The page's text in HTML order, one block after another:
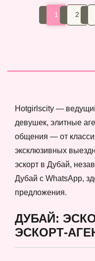
1 2
Hotgirlscity —
девушек, элитные
общения — от
эксклюзивных
эскорт в Дубай,
Дубай с WhatsApp,
предложения.
ДУБАЙ:
ЭСКОРТ-